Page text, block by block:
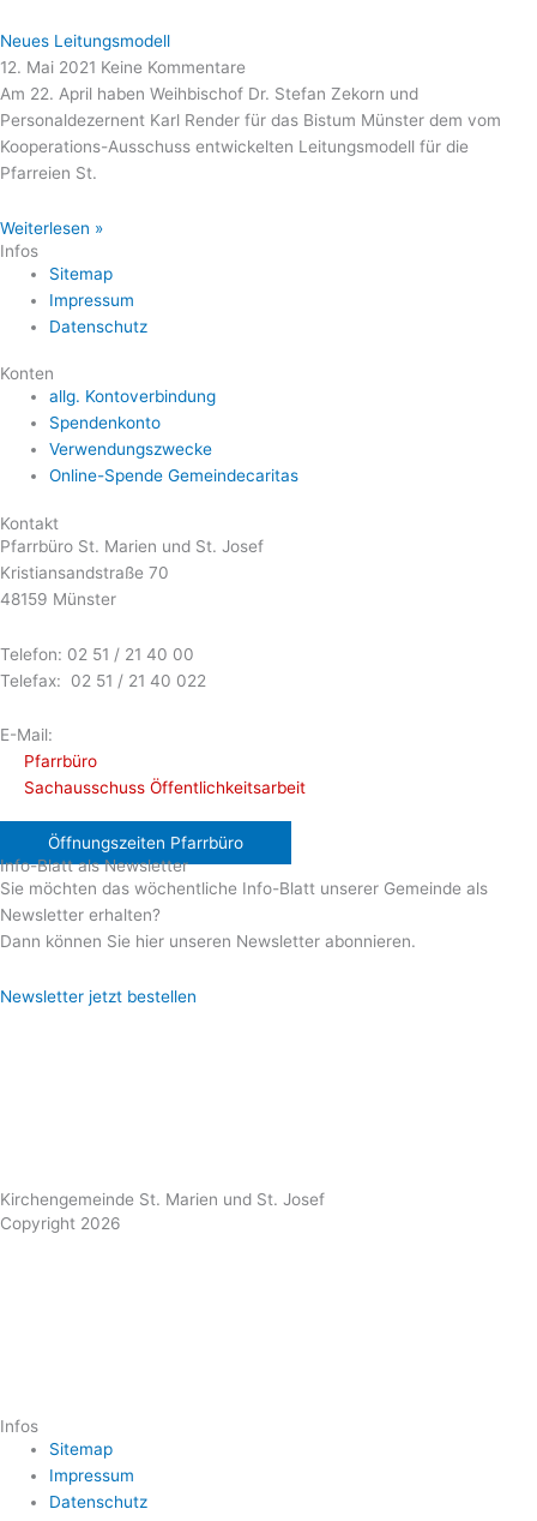
Neues Leitungsmodell
12. Mai 2021 Keine Kommentare
Am 22. April haben Weihbischof Dr. Stefan Zekorn und
Personaldezernent Karl Render für das Bistum Münster dem vom
Kooperations-Ausschuss entwickelten Leitungsmodell für die
Pfarreien St.
Weiterlesen »
Infos
Sitemap
Impressum
Datenschutz
Konten
allg. Kontoverbindung
Spendenkonto
Verwendungszwecke
Online-Spende Gemeindecaritas
Kontakt
Pfarrbüro St. Marien und St. Josef
Kristiansandstraße 70
48159 Münster
Telefon: 02 51 / 21 40 00
Telefax: 02 51 / 21 40 022
E-Mail:
Pfarrbüro
Sachausschuss Öffentlichkeitsarbeit
Öffnungszeiten Pfarrbüro
Info-Blatt als Newsletter
Sie möchten das wöchentliche Info-Blatt unserer Gemeinde als
Newsletter erhalten?
Dann können Sie hier unseren Newsletter abonnieren.
Newsletter jetzt bestellen
Kirchengemeinde St. Marien und St. Josef
Copyright 2026
Infos
Sitemap
Impressum
Datenschutz